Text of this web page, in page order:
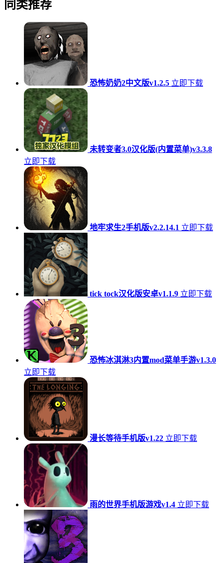
同类推荐
恐怖奶奶2中文版v1.2.5 立即下载
未转变者3.0汉化版(内置菜单)v3.3.8
立即下载
地牢求生2手机版v2.2.14.1 立即下载
tick tock汉化版安卓v1.1.9 立即下载
恐怖冰淇淋3内置mod菜单手游v1.3.0
立即下载
漫长等待手机版v1.22 立即下载
雨的世界手机版游戏v1.4 立即下载